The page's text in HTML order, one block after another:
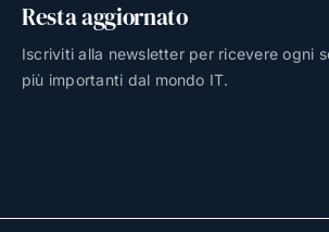
Resta aggiornato
Iscriviti alla newsletter per ricevere ogni
più importanti dal mondo IT.